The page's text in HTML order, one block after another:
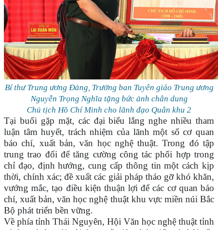
Bí thư Trung ương Đảng, Trưởng ban Tuyên giáo Trung ương
Nguyễn Trọng Nghĩa tặng bức ảnh chân dung
Chủ tịch Hồ Chí Minh cho lãnh đạo Quân khu 2
Tại buổi gặp mặt, các đại biểu lắng nghe nhiều tham
luận tâm huyết, trách nhiệm của lãnh một số cơ quan
báo chí, xuất bản, văn học nghệ thuật. Trong đó tập
trung trao đổi để tăng cường công tác phối hợp trong
chỉ đạo, định hướng, cung cấp thông tin một cách kịp
thời, chính xác; đề xuất các giải pháp tháo gỡ khó khăn,
vướng mắc, tạo điều kiện thuận lợi để các cơ quan báo
chí, xuất bản, văn học nghệ thuật khu vực miền núi Bắc
Bộ phát triển bền vững.
Về phía tỉnh Thái Nguyên, Hội Văn học nghệ thuật tỉnh